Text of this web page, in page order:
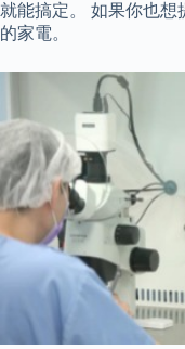
就能搞定。 如果你也想
的家電。